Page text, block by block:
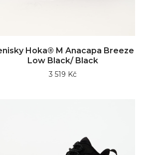
Hoka® M Anacapa Breeze
Low Black/ Black
3 519 Kč